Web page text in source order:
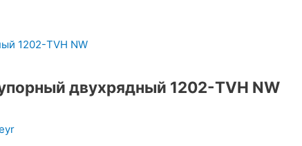
двухрядный 1202-TVH NW